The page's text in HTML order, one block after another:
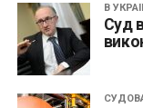
В
Суд